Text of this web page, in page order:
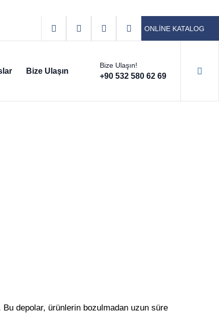
ONLİNE KATALOG
Bize Ulaşın
Bize Ulaşın!
+90 532 580 62 69
depolar, ürünlerin bozulmadan uzun süre